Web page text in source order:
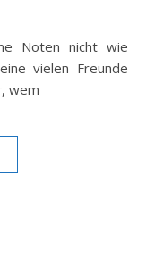
Noten nicht wie
vielen Freunde
wem